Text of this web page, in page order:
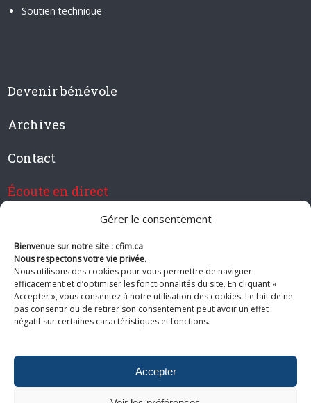
Gérer le consentement
Bienvenue sur notre site : cfim.ca
Nous respectons votre vie privée.
Nous utilisons des cookies pour vous permettre de naviguer
efficacement et d’optimiser les fonctionnalités du site. En cliquant «
Accepter », vous consentez à notre utilisation des cookies. Le fait de ne
pas consentir ou de retirer son consentement peut avoir un effet
négatif sur certaines caractéristiques et fonctions.
Accepter
Soutien technique
Devenir bénévole
Archives
Contact
Écoute en direct
Devenir membre de CFIM
Suivez-nous